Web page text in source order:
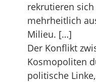
rekrutieren
mehrheitlich
Milieu. […]
Der Konflikt
Kosmopoliten
politische